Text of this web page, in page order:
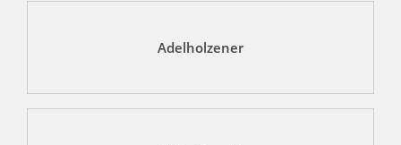
Adelholzener